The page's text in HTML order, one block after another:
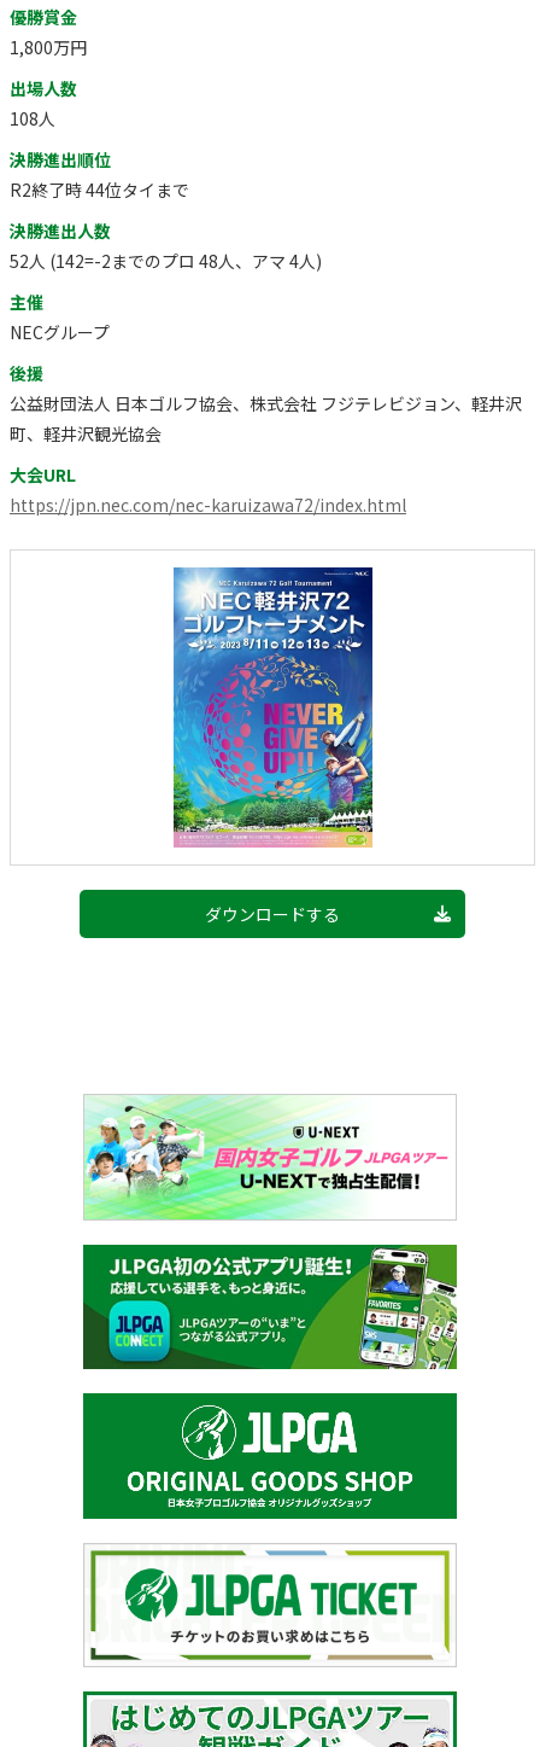
優勝賞金
1,800万円
出場人数
108人
決勝進出順位
R2終了時 44位タイまで
決勝進出人数
52人 (142=-2までのプロ 48人、アマ 4人)
主催
NECグループ
後援
公益財団法人 日本ゴルフ協会、株式会社 フジテレビジョン、軽井沢
町、軽井沢観光協会
大会URL
https://jpn.nec.com/nec-karuizawa72/index.html
ダウンロードする